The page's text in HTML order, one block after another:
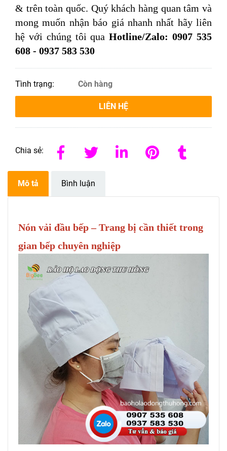
& trên toàn quốc. Quý khách hàng quan tâm và
mong muốn nhận báo giá nhanh nhất hãy liên
hệ với chúng tôi quaHotline/Zalo: 0907 535
608 - 0937 583 530
Tình trạng: Còn hàng
LIÊN HỆ
Chia sẻ:
Mô tả Bình luận
Nón vải đầu bếp – Trang bị cần thiết trong
gian bếp chuyên nghiệp